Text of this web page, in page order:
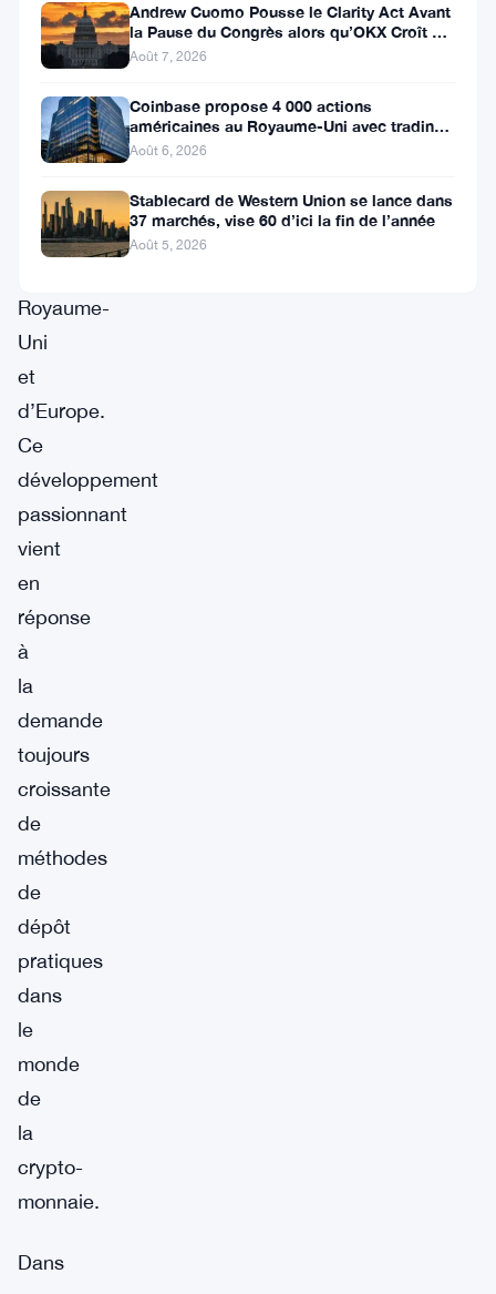
livres
sterling
via
PayPal
pour
les
clients
Royaume-
Uni
et
d’Europe.
Ce
développement
passionnant
vient
en
réponse
à
la
demande
toujours
croissante
de
méthodes
de
dépôt
pratiques
dans
le
monde
de
la
crypto-
monnaie.
Dans
Andrew Cuomo Pousse le Clarity Act Avant
la Pause du Congrès alors qu’OKX Croît en
Europe
Août 7, 2026
Coinbase propose 4 000 actions
américaines au Royaume-Uni avec trading
24/5 sans commission
Août 6, 2026
Stablecard de Western Union se lance dans
37 marchés, vise 60 d’ici la fin de l’année
Août 5, 2026